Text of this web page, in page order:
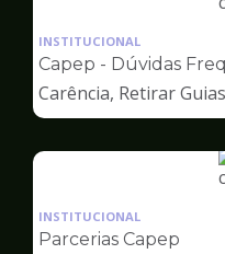
INSTITUCIONAL
Capep - Dúvidas
Carência, Retirar
INSTITUCIONAL
Parcerias Capep